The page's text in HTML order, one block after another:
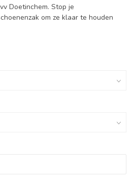
Doetinchem. Stop je
om ze klaar te houden